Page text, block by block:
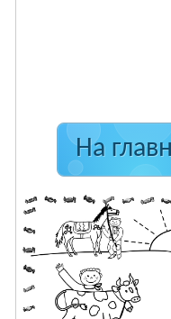
На